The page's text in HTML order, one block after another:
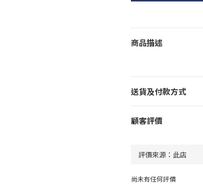
商品描述
送貨及付款方式
顧客評價
尚未有任何評價